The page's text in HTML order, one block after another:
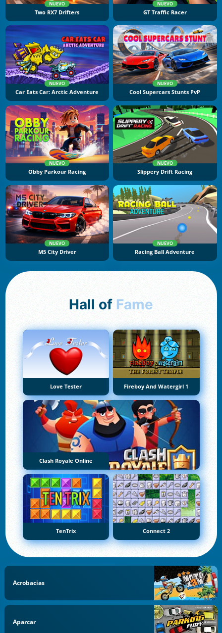
NUEVO
Two RX7 Drifters
NUEVO
GT Traffic Racer
NUEVO
Car Eats Car: Arctic Adventure
NUEVO
Cool Supercars Stunts PvP
NUEVO
Obby Parkour Racing
NUEVO
Slippery Drift Racing
NUEVO
M5 City Driver
NUEVO
Racing Ball Adventure
Hall of Fame
Love Tester Fireboy And Watergirl 1
Clash Royale Online
TenTrix Connect 2
Acrobacias
Aparcar